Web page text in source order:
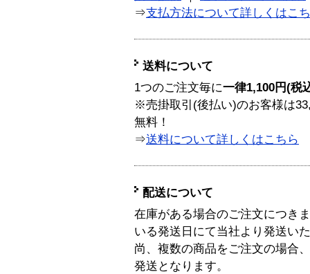
⇒支払方法について詳しくはこ
送料について
1つのご注文毎に一律1,100円(税
※売掛取引(後払い)のお客様は
無料！
⇒送料について詳しくはこちら
配送について
在庫がある場合のご注文につき
いる発送日にて当社より発送い
尚、複数の商品をご注文の場合
発送となります。